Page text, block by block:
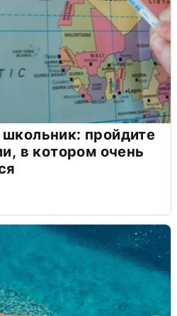
пройдите
в котором очень